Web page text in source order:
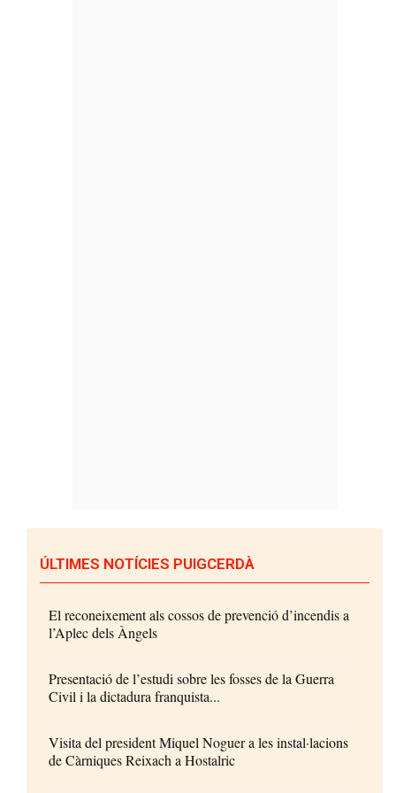
ÚLTIMES NOTÍCIES PUIGCERDÀ
El reconeixement als cossos de prevenció d’incendis a
l’Aplec dels Àngels
Presentació de l’estudi sobre les fosses de la Guerra
Civil i la dictadura franquista...
Visita del president Miquel Noguer a les instal·lacions
de Càrniques Reixach a Hostalric